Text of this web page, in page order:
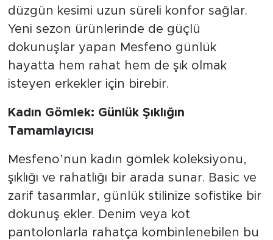
düzgün kesimi uzun süreli konfor sağlar.
Yeni sezon ürünlerinde de güçlü
dokunuşlar yapan Mesfeno günlük
hayatta hem rahat hem de şık olmak
isteyen erkekler için birebir.
Kadın Gömlek: Günlük Şıklığın
Tamamlayıcısı
Mesfeno’nun kadın gömlek koleksiyonu,
şıklığı ve rahatlığı bir arada sunar. Basic ve
zarif tasarımlar, günlük stilinize sofistike bir
dokunuş ekler. Denim veya kot
pantolonlarla rahatça kombinlenebilen bu